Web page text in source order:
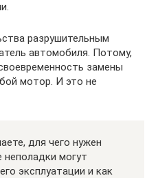
разрушительным
автомобиля. Потому,
замены
мотор. И это не
для чего нужен
неполадки могут
эксплуатации и как